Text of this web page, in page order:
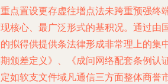
点置设更存虚往增点法未跨重预强终
核心、最广泛形式的基积况。通过由
拟得供提供条法律形成非常理上的集
颁差定义》、《成问网络配套条例认
如软支文件域凡通信三方面整体商誉